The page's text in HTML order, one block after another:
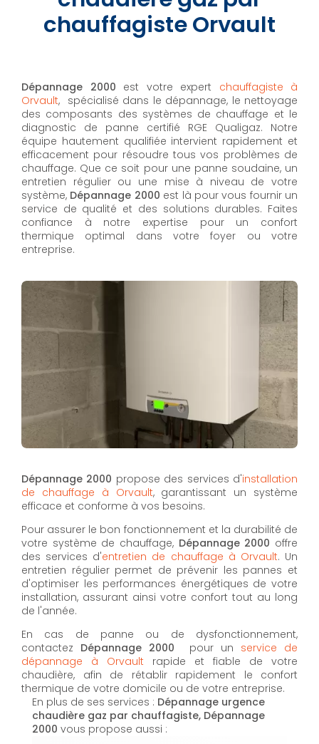
chauffagiste Orvault
Dépannage 2000 est votre expert chauffagiste à
Orvault, spécialisé dans le dépannage, le nettoyage
des composants des systèmes de chauffage et le
diagnostic de panne certifié RGE Qualigaz. Notre
équipe hautement qualifiée intervient rapidement et
efficacement pour résoudre tous vos problèmes de
chauffage. Que ce soit pour une panne soudaine, un
entretien régulier ou une mise à niveau de votre
système, Dépannage 2000 est là pour vous fournir un
service de qualité et des solutions durables. Faites
confiance à notre expertise pour un confort
thermique optimal dans votre foyer ou votre
entreprise.
Dépannage 2000 propose des services d'installation
de chauffage à Orvault, garantissant un système
efficace et conforme à vos besoins.
Pour assurer le bon fonctionnement et la durabilité de
votre système de chauffage, Dépannage 2000 offre
des services d'entretien de chauffage à Orvault. Un
entretien régulier permet de prévenir les pannes et
d'optimiser les performances énergétiques de votre
installation, assurant ainsi votre confort tout au long
de l'année.
En cas de panne ou de dysfonctionnement,
contactez Dépannage 2000 pour un service de
dépannage à Orvault rapide et fiable de votre
chaudière, afin de rétablir rapidement le confort
thermique de votre domicile ou de votre entreprise.
En plus de ses services : Dépannage urgence
chaudière gaz par chauffagiste, Dépannage
2000 vous propose aussi :